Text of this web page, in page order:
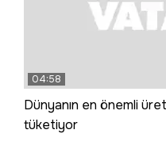
04:58
Dünyanın en önemli
tüketiyor